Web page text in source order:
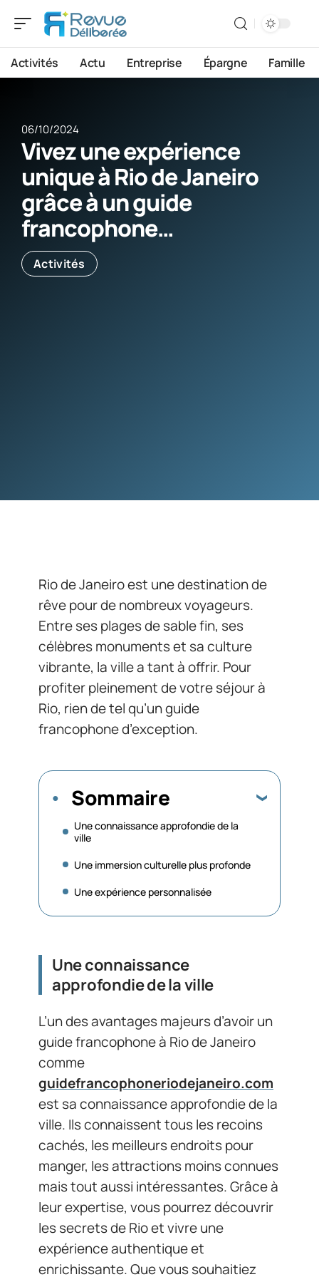
Activités Actu Entreprise Épargne Famille
06/10/2024
Vivez une expérience
unique à Rio de Janeiro
grâce à un guide
francophone…
Activités
Rio de Janeiro est une destination de
rêve pour de nombreux voyageurs.
Entre ses plages de sable fin, ses
célèbres monuments et sa culture
vibrante, la ville a tant à offrir. Pour
profiter pleinement de votre séjour à
Rio, rien de tel qu’un guide
francophone d’exception.
Sommaire
Une connaissance approfondie de la
ville
Une immersion culturelle plus profonde
Une expérience personnalisée
Une connaissance
approfondie de la ville
L’un des avantages majeurs d’avoir un
guide francophone à Rio de Janeiro
comme
guidefrancophoneriodejaneiro.com
est sa connaissance approfondie de la
ville. Ils connaissent tous les recoins
cachés, les meilleurs endroits pour
manger, les attractions moins connues
mais tout aussi intéressantes. Grâce à
leur expertise, vous pourrez découvrir
les secrets de Rio et vivre une
expérience authentique et
enrichissante. Que vous souhaitiez